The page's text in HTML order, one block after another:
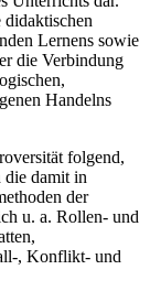
didaktischen
Lernens sowie
die Verbindung
Handelns
folgend,
die damit in
der
u. a. Rollen- und
, Konflikt- und